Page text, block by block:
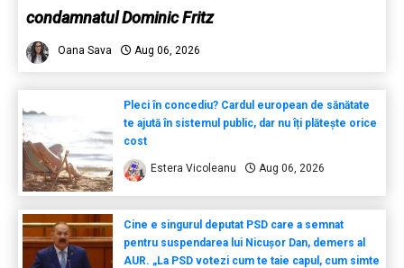
condamnatul Dominic Fritz
Oana Sava Aug 06, 2026
Pleci în concediu? Cardul european de sănătate
te ajută în sistemul public, dar nu îți plătește orice
cost
Estera Vicoleanu Aug 06, 2026
Cine e singurul deputat PSD care a semnat
pentru suspendarea lui Nicușor Dan, demers al
AUR. „La PSD votezi cum te taie capul, cum simte